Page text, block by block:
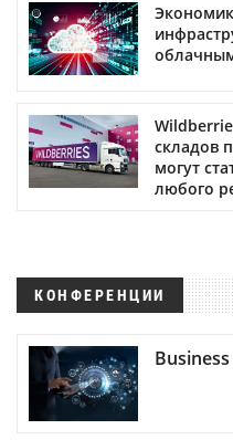
складов
могут
любого
КОНФЕРЕНЦИИ